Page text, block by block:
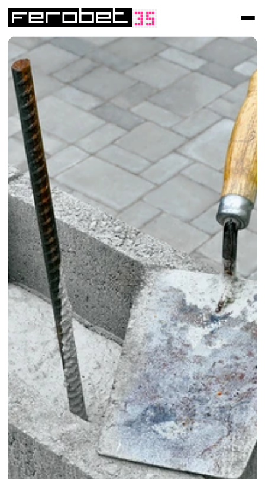
/ Fences, walls, stairs and palisades
Lost formwork